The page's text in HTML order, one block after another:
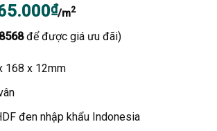
₫Giá
hiện
tại
365.000₫.
/m2
để được giá ưu đãi)
168 x 12mm
đen nhập khẩu Indonesia